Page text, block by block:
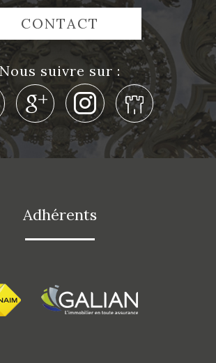
CONTACT
nous suivre sur :
adhérents